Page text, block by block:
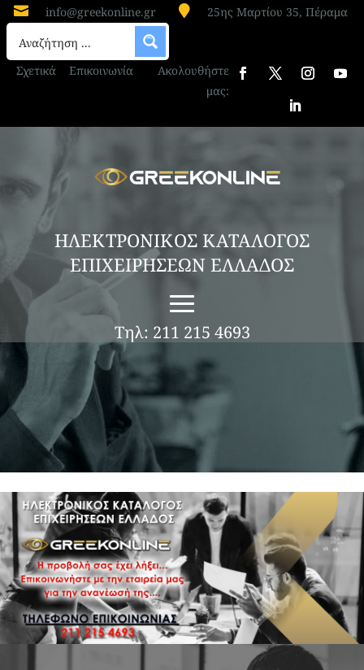
 info@greekonline.gr  25ης Μαρτίου 35, Πέραμα
Σχετικά Επικοινωνία
Ακολουθήστε
μας:
ΗΛΕΚΤΡΟΝΙΚΟΣ ΚΑΤΑΛΟΓΟΣ
ΕΠΙΧΕΙΡΗΣΕΩΝ ΕΛΛΑΔΟΣ
Τηλ: 211 215 4693